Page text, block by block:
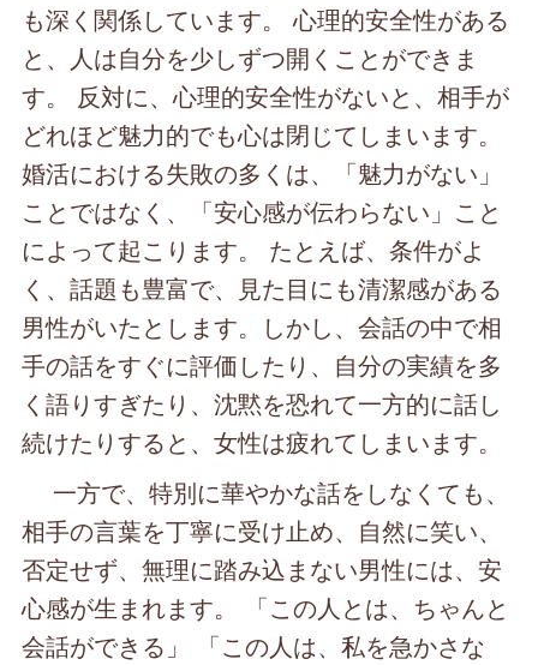
も深く関係しています。 心理的安全性がある
と、人は自分を少しずつ開くことができま
す。 反対に、心理的安全性がないと、相手が
どれほど魅力的でも心は閉じてしまいます。
婚活における失敗の多くは、「魅力がない」
ことではなく、「安心感が伝わらない」こと
によって起こります。 たとえば、条件がよ
く、話題も豊富で、見た目にも清潔感がある
男性がいたとします。しかし、会話の中で相
手の話をすぐに評価したり、自分の実績を多
く語りすぎたり、沈黙を恐れて一方的に話し
続けたりすると、女性は疲れてしまいます。
一方で、特別に華やかな話をしなくても、
相手の言葉を丁寧に受け止め、自然に笑い、
否定せず、無理に踏み込まない男性には、安
心感が生まれます。 「この人とは、ちゃんと
会話ができる」 「この人は、私を急かさな